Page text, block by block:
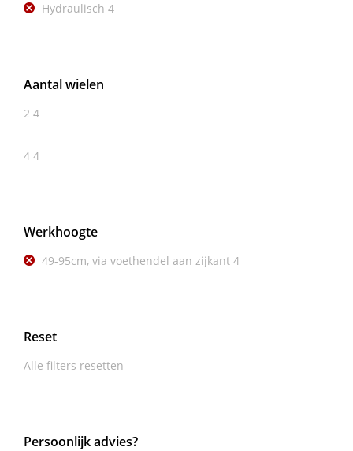
Hydraulisch 4
Aantal wielen
2 4
4 4
Werkhoogte
49-95cm, via voethendel aan zijkant 4
Reset
Alle filters resetten
Persoonlijk advies?